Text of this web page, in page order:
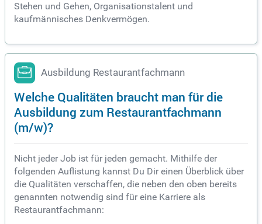
Stehen und Gehen, Organisationstalent und
kaufmännisches Denkvermögen.
Ausbildung Restaurantfachmann
Welche Qualitäten braucht man für die
Ausbildung zum Restaurantfachmann
(m/w)?
Nicht jeder Job ist für jeden gemacht. Mithilfe der
folgenden Auflistung kannst Du Dir einen Überblick über
die Qualitäten verschaffen, die neben den oben bereits
genannten notwendig sind für eine Karriere als
Restaurantfachmann: